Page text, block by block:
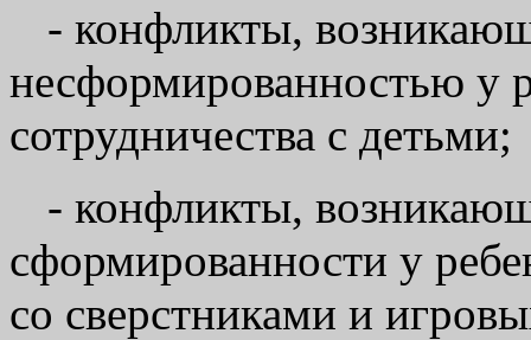
- конфликты,
несформированностью у
сотрудничества с детьми;
- конфликты,
сформированности у
со сверстниками и